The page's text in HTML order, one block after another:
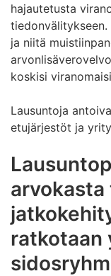
hajautetusta
ja niitä
koskisi
Lausuntoja
etujärjestöt ja
ratkotaan